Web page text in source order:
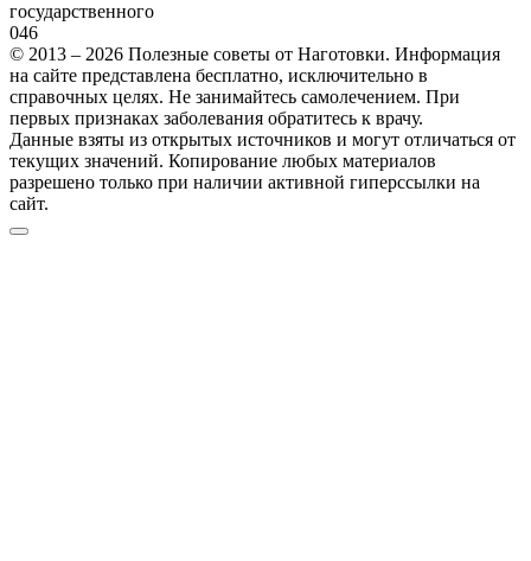
государственного
046
© 2013 – 2026 Полезные советы от Наготовки. Информация
на сайте представлена бесплатно, исключительно в
справочных целях. Не занимайтесь самолечением. При
первых признаках заболевания обратитесь к врачу.
Данные взяты из открытых источников и могут отличаться от
текущих значений. Копирование любых материалов
разрешено только при наличии активной гиперссылки на
сайт.